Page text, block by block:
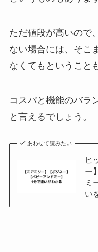
ただ値段が高いので
ない場合には、そこ
なくてもということ
コスパと機能のバラ
と言えるでしょう。
あわせて読みたい
ヒ
ー
ミ
い